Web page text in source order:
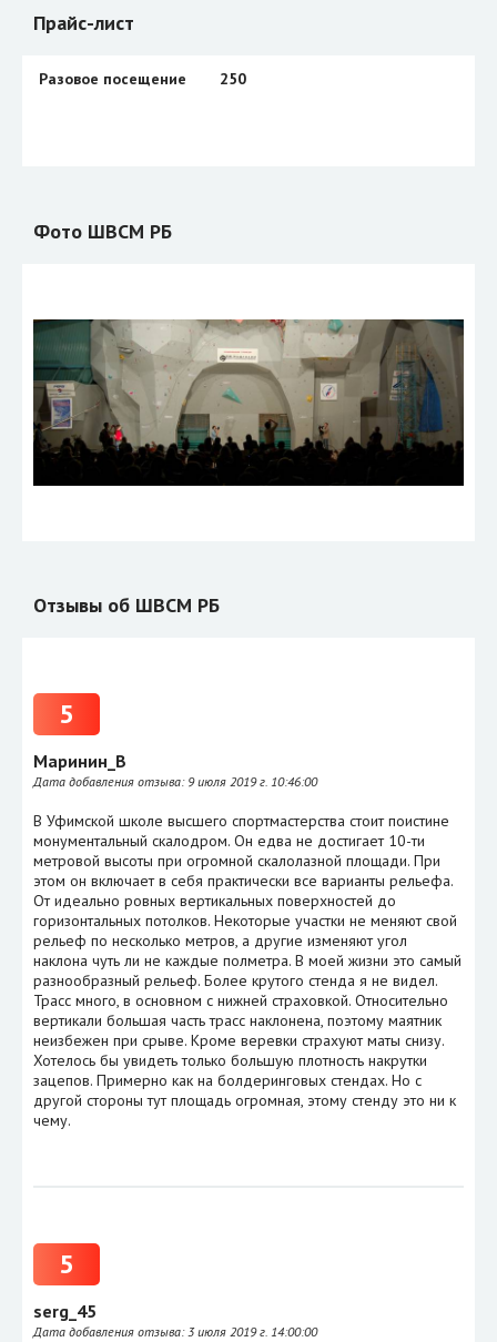
Прайс-лист
Разовое посещение 250
Фото ШВСМ РБ
Отзывы об ШВСМ РБ
Маринин_В
Дата добавления отзыва: 9 июля 2019 г. 10:46:00
5
В Уфимской школе высшего спортмастерства стоит поистине
монументальный скалодром. Он едва не достигает 10-ти
метровой высоты при огромной скалолазной площади. При
этом он включает в себя практически все варианты рельефа.
От идеально ровных вертикальных поверхностей до
горизонтальных потолков. Некоторые участки не меняют свой
рельеф по несколько метров, а другие изменяют угол
наклона чуть ли не каждые полметра. В моей жизни это самый
разнообразный рельеф. Более крутого стенда я не видел.
Трасс много, в основном с нижней страховкой. Относительно
вертикали большая часть трасс наклонена, поэтому маятник
неизбежен при срыве. Кроме веревки страхуют маты снизу.
Хотелось бы увидеть только большую плотность накрутки
зацепов. Примерно как на болдеринговых стендах. Но с
другой стороны тут площадь огромная, этому стенду это ни к
чему.
serg_45
Дата добавления отзыва:3 июля 2019 г. 14:00:00
5